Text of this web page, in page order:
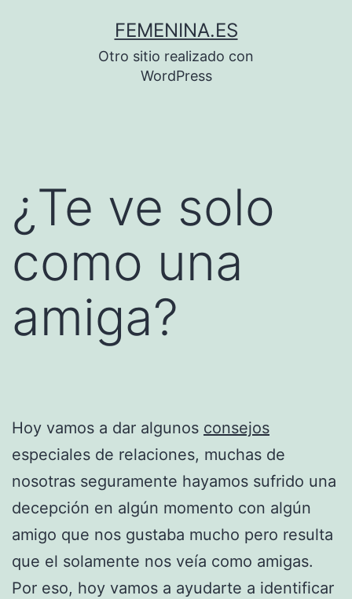
FEMENINA.ES
Otro sitio realizado con
WordPress
¿Te ve solo
como una
amiga?
Hoy vamos a dar algunos consejos
especiales de relaciones, muchas de
nosotras seguramente hayamos sufrido una
decepción en algún momento con algún
amigo que nos gustaba mucho pero resulta
que el solamente nos veía como amigas.
Por eso, hoy vamos a ayudarte a identificar